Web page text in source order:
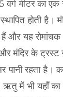
5 वर्ग मीटर का
होती है।
हैं और यह
और मंदिर के
पानी रहता
ऋतु में भी यहाँ का